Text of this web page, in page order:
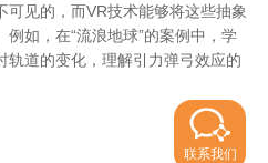
见的，而VR技术能够将这些抽象
如，在“流浪地球”的案例中，学
轨道的变化，理解引力弹弓效应的
联系我们